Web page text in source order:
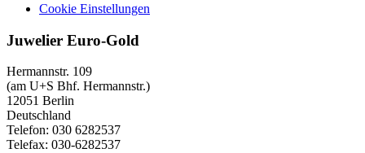
Cookie Einstellungen
Juwelier Euro-Gold
Hermannstr. 109
(am U+S Bhf. Hermannstr.)
12051 Berlin
Deutschland
Telefon: 030 6282537
Telefax: 030-6282537